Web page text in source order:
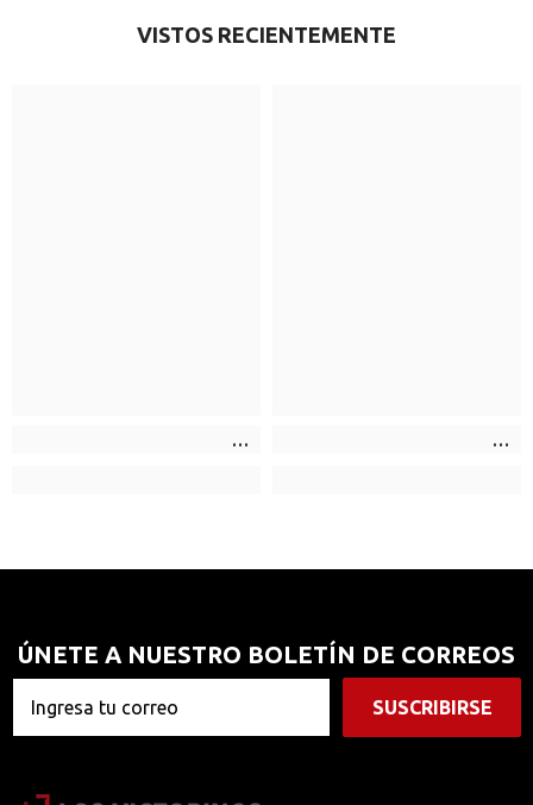
VISTOS RECIENTEMENTE
ÚNETE A NUESTRO BOLETÍN DE CORREOS
SUSCRIBIRSE